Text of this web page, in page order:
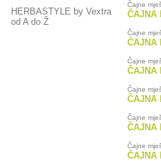
HERBASTYLE by Vextra
od A do Ž
Čajne
ČAJNA
Čajne
ČAJNA
Čajne
ČAJNA
Čajne
ČAJNA
Čajne
ČAJNA
Čajne
ČAJNA